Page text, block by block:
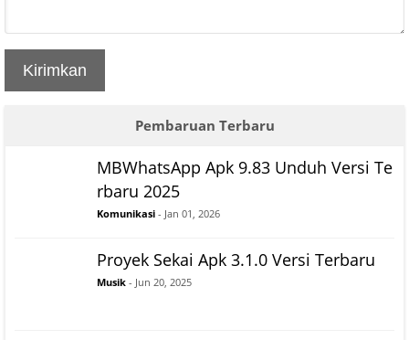
Kirimkan
Pembaruan Terbaru
MBWhatsApp Apk 9.83 Unduh Versi Te
rbaru 2025
Komunikasi - Jan 01, 2026
Proyek Sekai Apk 3.1.0 Versi Terbaru
Musik - Jun 20, 2025